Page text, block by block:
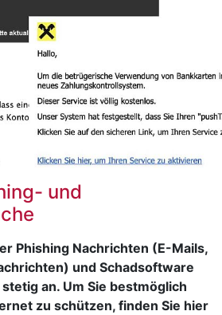
und
Phishing Nachrichten (E-Mails,
und Schadsoftware
an. Um Sie bestmöglich
zu schützen, finden Sie hier